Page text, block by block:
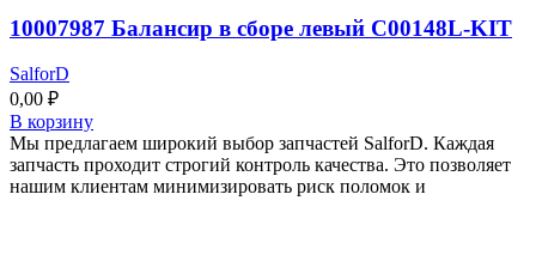
10007987 Балансир в сборе левый C00148L-KIT
SalforD
0,00 ₽
В корзину
Мы предлагаем широкий выбор запчастей SalforD. Каждая
запчасть проходит строгий контроль качества. Это позволяет
нашим клиентам минимизировать риск поломок и